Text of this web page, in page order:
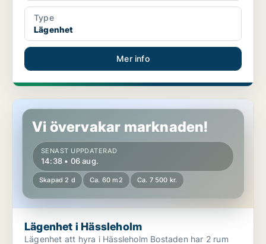
Type
Lägenhet
Mer info
Lägenhet i Hässleholm
Vi övervakar marknaden!
SENAST UPPDATERAD
14:38 • 06 aug.
Skapad 2 d Ca. 60 m2 Ca. 7 500 kr.
Lägenhet i Hässleholm
Lägenhet att hyra i Hässleholm Bostaden har 2 rum